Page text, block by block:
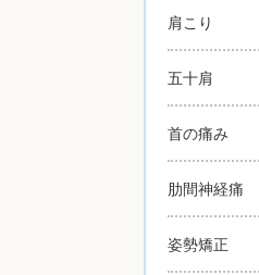
肩こり
五十肩
首の痛み
肋間神経痛
姿勢矯正